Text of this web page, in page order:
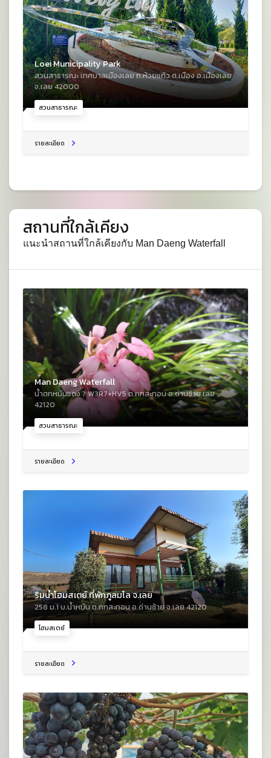
สวนสาธารณะ
Loei Municipality Park
สวนสาธารณะ เทศบาลเมืองเลย ถ.ห้วยแก้ว ต.เมือง อ.เมืองเลย
จ.เลย 42000
รายละเอียด
สถานที่ใกล้เคียง
แนะนำสถานที่ใกล้เคียงกับ Man Daeng Waterfall
สวนสาธารณะ
Man Daeng Waterfall
น้ำตกหมันแดง ? W3R7+HV5 ต.กกสะทอน อ.ด่านซ้าย เลย
42120
รายละเอียด
โฮมสเตย์
ริมน้ำโฮมสเตย์ ที่พักภูลมโล จ.เลย
258 ม.1 บ.น้ำหมัน ต.กกสะทอน อ.ด่านซ้าย จ.เลย 42120
รายละเอียด